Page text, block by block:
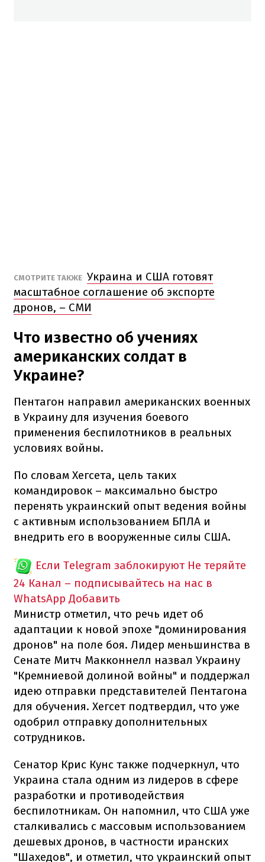
СМОТРИТЕ ТАКЖЕ Украина и США готовят
масштабное соглашение об экспорте
дронов, – СМИ
Что известно об учениях
американских солдат в
Украине?
Пентагон направил американских военных
в Украину для изучения боевого
применения беспилотников в реальных
условиях войны.
По словам Хегсета, цель таких
командировок – максимально быстро
перенять украинский опыт ведения войны
с активным использованием БПЛА и
внедрить его в вооруженные силы США.
Если Telegram заблокируют Не теряйте
24 Канал – подписывайтесь на нас в
WhatsApp Добавить
Министр отметил, что речь идет об
адаптации к новой эпохе "доминирования
дронов" на поле боя. Лидер меньшинства в
Сенате Митч Макконнелл назвал Украину
"Кремниевой долиной войны" и поддержал
идею отправки представителей Пентагона
для обучения. Хегсет подтвердил, что уже
одобрил отправку дополнительных
сотрудников.
Сенатор Крис Кунс также подчеркнул, что
Украина стала одним из лидеров в сфере
разработки и противодействия
беспилотникам. Он напомнил, что США уже
сталкивались с массовым использованием
дешевых дронов, в частности иранских
"Шахедов", и отметил, что украинский опыт